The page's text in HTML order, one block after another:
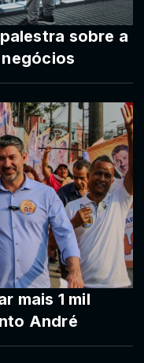
sobre a
mais 1 mil
André